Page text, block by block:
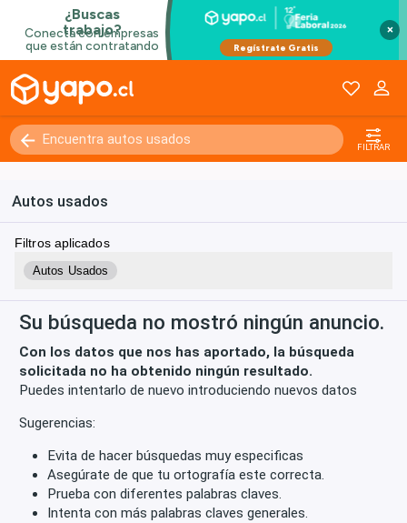
×
FILTRAR
Autos usados
Filtros aplicados
Autos Usados
Su búsqueda no mostró ningún anuncio.
Con los datos que nos has aportado, la búsqueda
solicitada no ha obtenido ningún resultado.
Puedes intentarlo de nuevo introduciendo nuevos datos
Sugerencias:
Evita de hacer búsquedas muy especificas
Asegúrate de que tu ortografía este correcta.
Prueba con diferentes palabras claves.
Intenta con más palabras claves generales.
Kilómetros 0 - 250000+